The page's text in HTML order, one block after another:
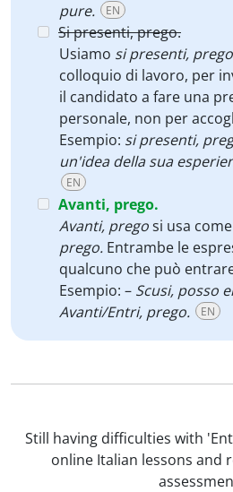
pure.
EN
Si presenti, prego.
Usiamo si presenti, prego
colloquio di lavoro, per
il candidato a fare una
personale, non per
Esempio: si presenti,
un'idea della sua
EN
Avanti, prego.
Avanti, pregosi usa
prego. Entrambe le
qualcuno che può
Esempio: – Scusi, posso
Avanti/Entri, prego.
EN
Still having difficulties with
online Italian lessons and